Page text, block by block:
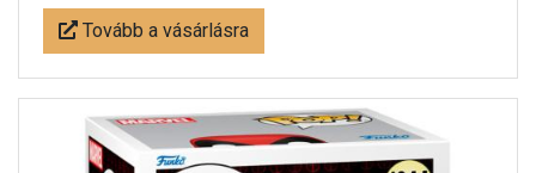
Tovább a vásárlásra